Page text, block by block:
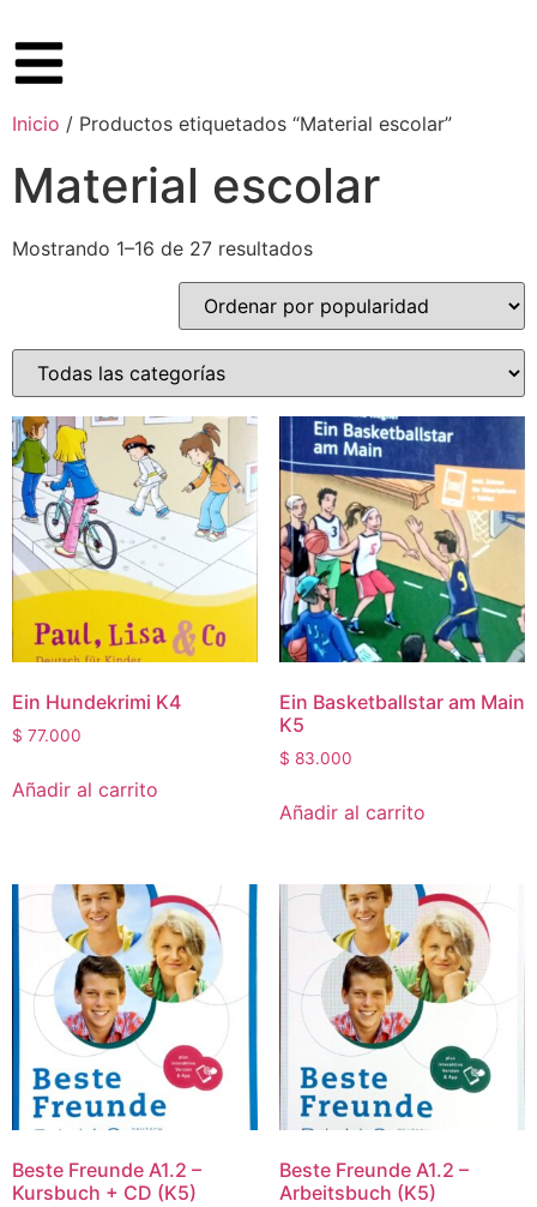
Inicio / Productos etiquetados “Material escolar”
Material escolar
Mostrando 1–16 de 27 resultados
Ein Hundekrimi K4
$ 77.000
Añadir al carrito
Ein Basketballstar am Main
K5
$ 83.000
Añadir al carrito
Beste Freunde A1.2 –
Kursbuch + CD (K5)
Beste Freunde A1.2 –
Arbeitsbuch (K5)